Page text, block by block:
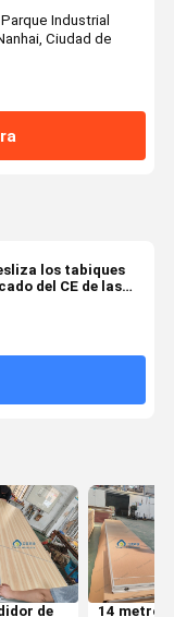
Industrial
Ciudad de
los tabiques
del CE de las
de 14 metros